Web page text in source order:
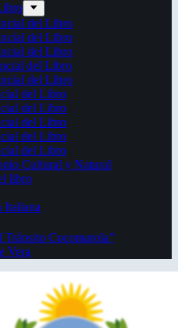
del Libro
del Libro
del Libro
del Libro
del Libro
del Libro
del Libro
del Libro
del Libro
del Libro
Cultural y Natural
libro
Italiana
Cocomarola”
Vera